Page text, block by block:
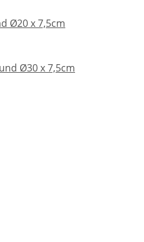
Ø20 x 7,5cm